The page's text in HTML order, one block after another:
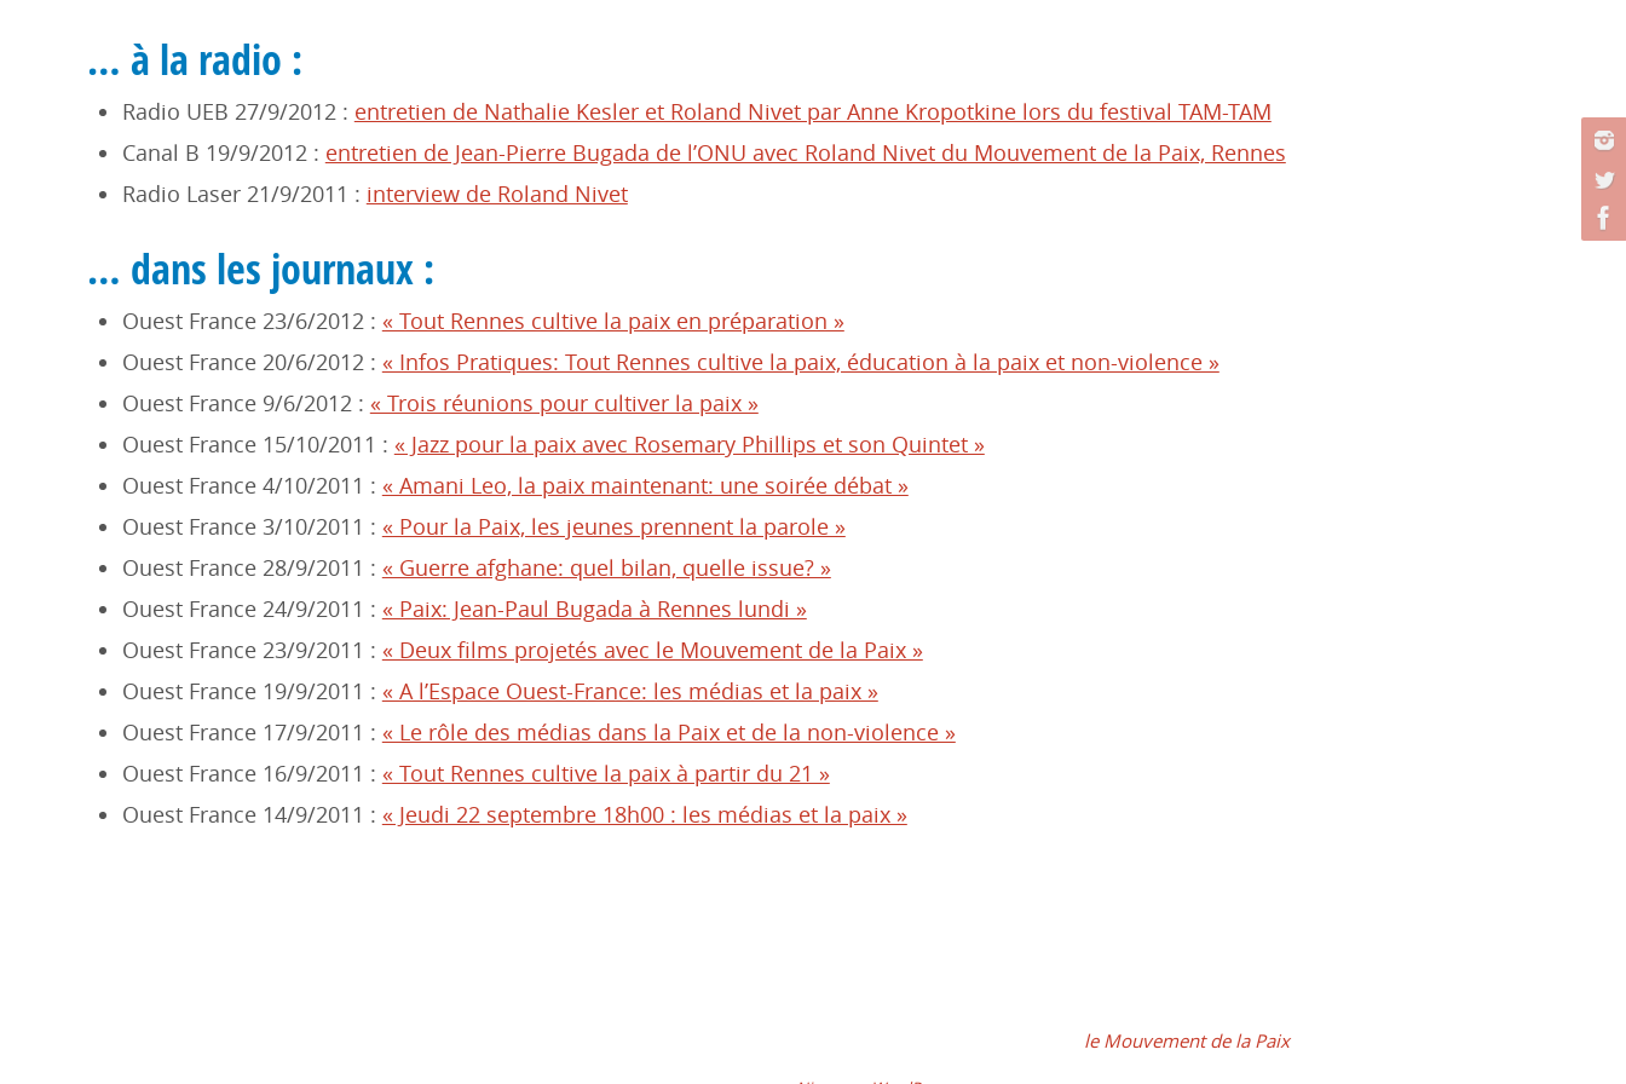
… à la radio :
Radio UEB 27/9/2012 : entretien de Nathalie Kesler et Roland Nivet par Anne Kropotkine lors du festival TAM-TAM
Canal B 19/9/2012 : entretien de Jean-Pierre Bugada de l’ONU avec Roland Nivet du Mouvement de la Paix, Rennes
Radio Laser 21/9/2011 : interview de Roland Nivet
… dans les journaux :
Ouest France 23/6/2012 : « Tout Rennes cultive la paix en préparation »
Ouest France 20/6/2012 : « Infos Pratiques: Tout Rennes cultive la paix, éducation à la paix et non-violence »
Ouest France 9/6/2012 : « Trois réunions pour cultiver la paix »
Ouest France 15/10/2011 : « Jazz pour la paix avec Rosemary Phillips et son Quintet »
Ouest France 4/10/2011 : « Amani Leo, la paix maintenant: une soirée débat »
Ouest France 3/10/2011 : « Pour la Paix, les jeunes prennent la parole »
Ouest France 28/9/2011 : « Guerre afghane: quel bilan, quelle issue? »
Ouest France 24/9/2011 : « Paix: Jean-Paul Bugada à Rennes lundi »
Ouest France 23/9/2011 : « Deux films projetés avec le Mouvement de la Paix »
Ouest France 19/9/2011 : « A l’Espace Ouest-France: les médias et la paix »
Ouest France 17/9/2011 : « Le rôle des médias dans la Paix et de la non-violence »
Ouest France 16/9/2011 : « Tout Rennes cultive la paix à partir du 21 »
Ouest France 14/9/2011 : « Jeudi 22 septembre 18h00 : les médias et la paix »
le Mouvement de la Paix